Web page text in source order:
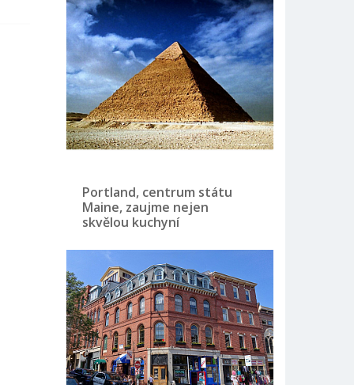
Portland, centrum státu
Maine, zaujme nejen
skvělou kuchyní